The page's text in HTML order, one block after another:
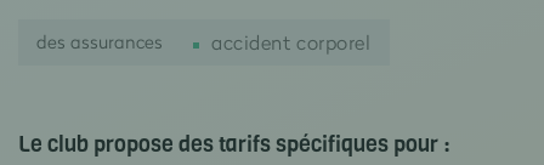
des assurances accident corporel
Le club propose des tarifs spécifiques pour :